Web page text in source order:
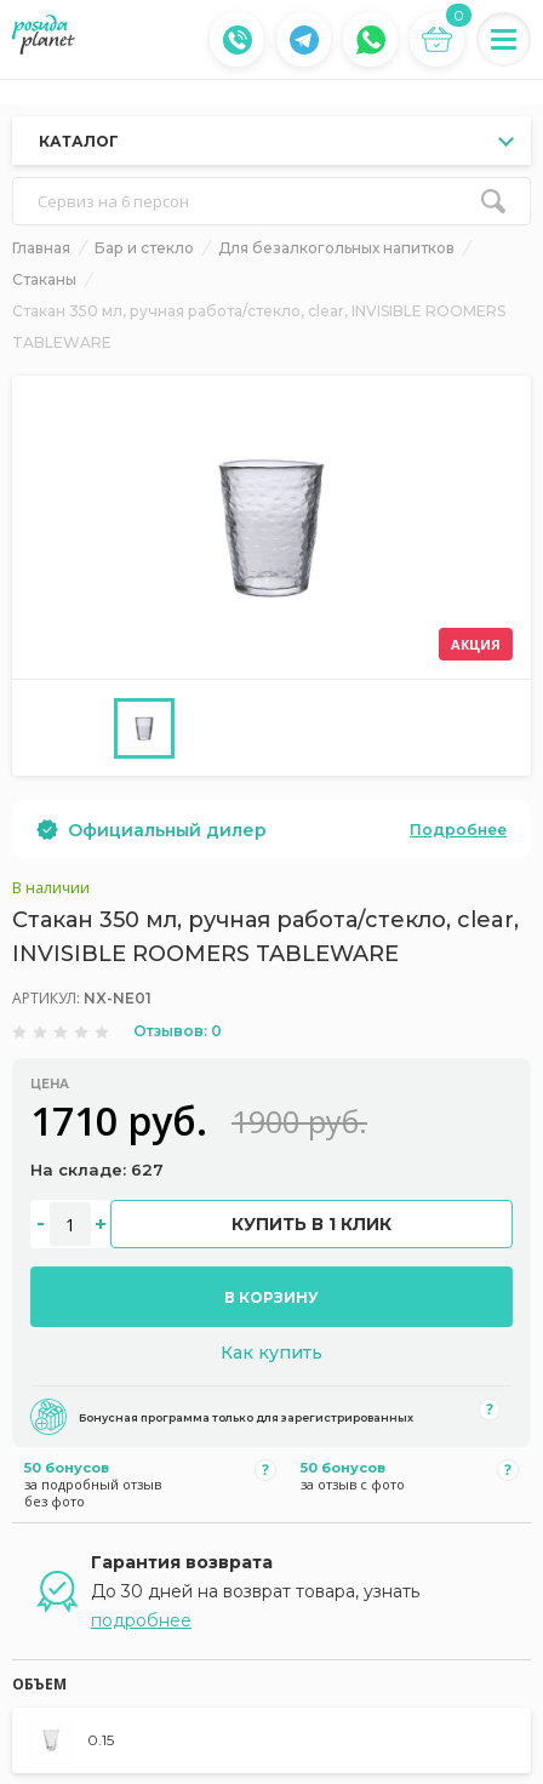
0
КАТАЛОГ
Сервиз на 6 персон
Главная Бар и стекло
Для безалкогольных напитков
Стаканы
Стакан 350 мл, ручная работа/стекло, clear, INVISIBLE ROOMERS
TABLEWARE
АКЦИЯ
Официальный дилер Подробнее
В наличии
Стакан 350 мл, ручная работа/стекло, clear,
INVISIBLE ROOMERS TABLEWARE
АРТИКУЛ: NX-NE01
Отзывов: 0
ЦЕНА
1710 руб. 1900 руб.
На складе: 627
КУПИТЬ В 1 КЛИК
В КОРЗИНУ
Как купить
Бонусная программа только для зарегистрированных
50 бонусов
за подробный отзыв
без фото
50 бонусов
за отзыв с фото
Гарантия возврата
До 30 дней на возврат товара, узнать
подробнее
ОБЪЕМ
0.15